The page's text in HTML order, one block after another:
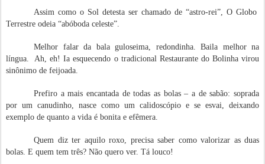
Assim como o Sol detesta ser chamado de “astro-rei”, O Globo
Terrestre odeia “abóboda celeste”.
Melhor falar da bala guloseima, redondinha. Baila melhor na
língua. Ah, eh! Ia esquecendo o tradicional Restaurante do Bolinha virou
sinônimo de feijoada.
Prefiro a mais encantada de todas as bolas – a de sabão: soprada
por um canudinho, nasce como um calidoscópio e se esvai, deixando
exemplo de quanto a vida é bonita e efêmera.
Quem diz ter aquilo roxo, precisa saber como valorizar as duas
bolas. E quem tem três? Não quero ver. Tá louco!